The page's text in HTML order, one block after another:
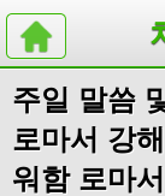
주일 말씀
로마서 강
워함 로마